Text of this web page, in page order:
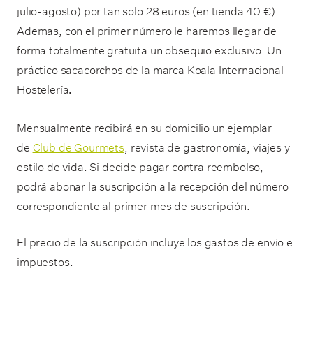
julio-agosto) por tan solo 28 euros (en tienda 40 €).
Ademas, con el primer número le haremos llegar de
forma totalmente gratuita un obsequio exclusivo: Un
práctico sacacorchos de la marca Koala Internacional
Hostelería.
Mensualmente recibirá en su domicilio un ejemplar
de Club de Gourmets , revista de gastronomía, viajes y
estilo de vida. Si decide pagar contra reembolso,
podrá abonar la suscripción a la recepción del número
correspondiente al primer mes de suscripción.
El precio de la suscripción incluye los gastos de envío e
impuestos.